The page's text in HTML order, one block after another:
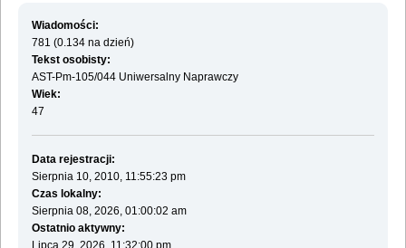
Wiadomości:
781 (0.134 na dzień)
Tekst osobisty:
AST-Pm-105/044 Uniwersalny Naprawczy
Wiek:
47
Data rejestracji:
Sierpnia 10, 2010, 11:55:23 pm
Czas lokalny:
Sierpnia 08, 2026, 01:00:02 am
Ostatnio aktywny:
Lipca 29, 2026, 11:32:00 pm